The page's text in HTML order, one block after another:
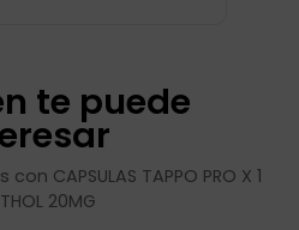
te puede
CAPSULAS TAPPO PRO X 1
20MG